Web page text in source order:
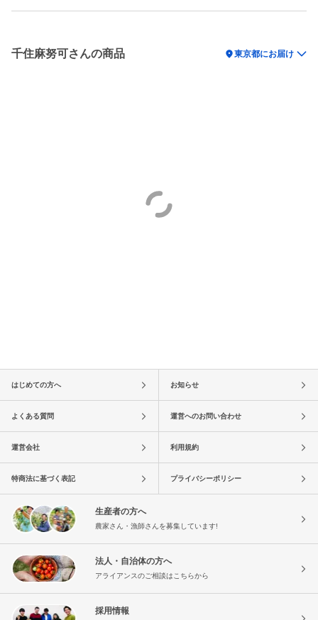
千住麻努可さんの商品 location_on東京都にお届け
はじめての方へ お知らせ
よくある質問 運営へのお問い合わせ
運営会社 利用規約
特商法に基づく表記 プライバシーポリシー
生産者の方へ
農家さん・漁師さんを募集しています!
法人・自治体の方へ
アライアンスのご相談はこちらから
採用情報